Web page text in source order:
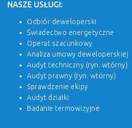
NASZE USŁUGI:
Odbiór deweloperski
Świadectwo energetyczne
Operat szacunkowy
Analiza umowy deweloperskiej
Audyt techniczny (ryn. wtórny)
Audyt prawny (ryn. wtórny)
Sprawdzenie ekipy
Audyt działki
Badanie termowizyjne